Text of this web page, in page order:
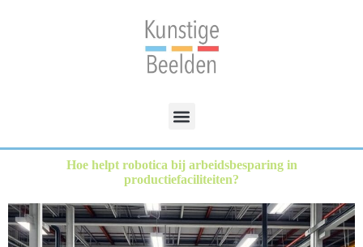
Hoe helpt robotica bij arbeidsbesparing in
productiefaciliteiten?